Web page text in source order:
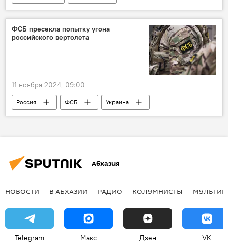
Осторожно, спойлер
кино
литература
ФСБ пресекла попытку угона
российского вертолета
11 ноября 2024, 09:00
Россия ФСБ Украина
Абхазия
НОВОСТИ В АБХАЗИИ РАДИО КОЛУМНИСТЫ
Telegram Макс Дзен VK